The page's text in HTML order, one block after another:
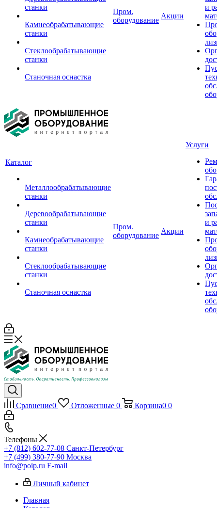
станки
Камнеобрабатывающие
станки
Стеклообрабатывающие
станки
Станочная оснастка
Пром.
оборудование
Акции
и
Каталог
Металлообрабатывающие
станки
Деревообрабатывающие
станки
Камнеобрабатывающие
станки
Стеклообрабатывающие
станки
Станочная оснастка
Пром.
оборудование
Акции
Услуги
и
Сравнение0 Отложенные 0 Корзина0 0
Телефоны
+7 (812) 602-77-08 Санкт-Петербург
+7 (499) 380-77-90 Москва
info@poip.ru E-mail
Личный кабинет
Главная